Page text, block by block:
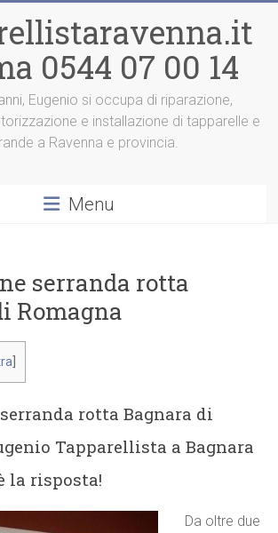
0544 07 00 14
Eugenio si occupa di riparazione,
e installazione di tapparelle e
a Ravenna e provincia.
Menu
serranda rotta
Romagna
rotta Bagnara di
Tapparellista a Bagnara
la risposta!
Da oltre due